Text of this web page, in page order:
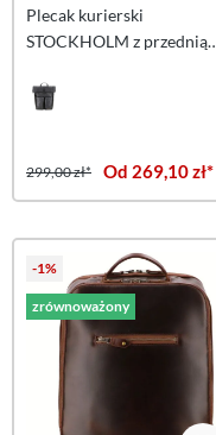
Plecak kurierski
STOCKHOLM z przednią
299,00 zł* Od 269,10 zł*
-1%
zrównoważony